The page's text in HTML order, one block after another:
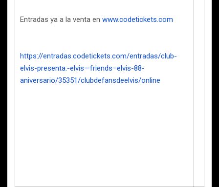
Entradas ya a la venta en www.codetickets.com
https://entradas.codetickets.com/entradas/club-
elvis-presenta:-elvis—friends–elvis-88-
aniversario/35351/clubdefansdeelvis/online